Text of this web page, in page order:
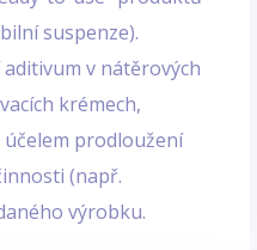
suspenze).
v nátěrových
krémech,
účelem prodloužení
(např.
výrobku.